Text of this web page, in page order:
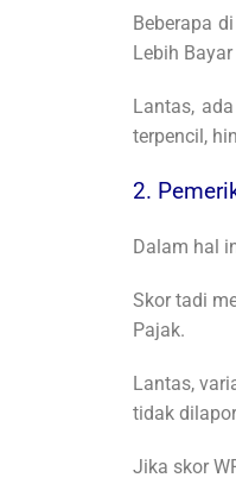
Beberapa
Lebih
Lantas,
terpencil,
2.
Dalam hal
Skor tadi
Pajak.
Lantas,
tidak
Jika skor